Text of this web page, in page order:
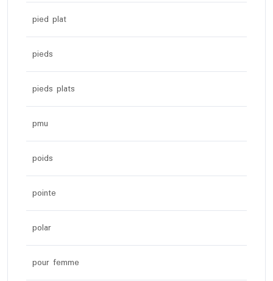
pied plat
pieds
pieds plats
pmu
poids
pointe
polar
pour femme